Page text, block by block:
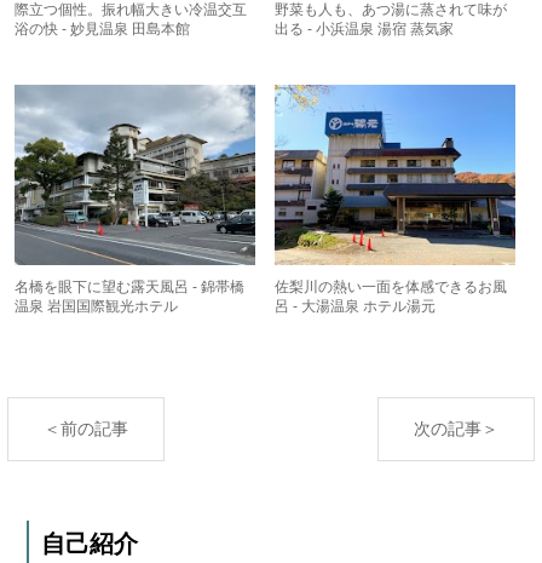
際立つ個性。振れ幅大きい冷温交互
浴の快 - 妙見温泉 田島本館
野菜も人も、あつ湯に蒸されて味が
出る - 小浜温泉 湯宿 蒸気家
名橋を眼下に望む露天風呂 - 錦帯橋
温泉 岩国国際観光ホテル
佐梨川の熱い一面を体感できるお風
呂 - 大湯温泉 ホテル湯元
＜前の記事 次の記事＞
自己紹介